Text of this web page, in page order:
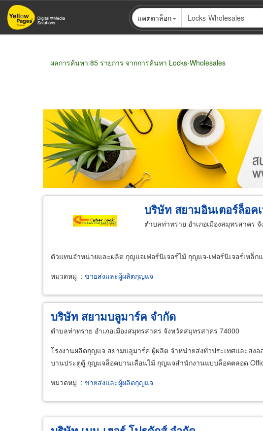
ข้าม
ไป
แคตตาล็อก
ผลการค้นหา 85 รายการ จากการค้นหา Locks-Wholesales
ขายส่ง ขายปลีก ผู้ผลิต ตัวแทนจัดจำหน่าย ผู้ส่
บริษัท สยามอินเตอร์ล็อค
ตำบลท่าทราย อำเภอเมืองสมุทรสาคร
ตัวแทนจำหน่ายและผลิต กุญแจเฟอร์นิเจอร์ไม้ กุญแจ-เฟอร์นิเจอร์เหล็
หมวดหมู่ : ขายส่งและผู้ผลิตกุญแจ
บริษัท สยามบลูมาร์ค จำกัด
ตำบลท่าทราย อำเภอเมืองสมุทรสาคร จังหวัดสมุทรสาคร 74000
โรงงานผลิตกุญแจ สยามบลูมาร์ค ผู้ผลิต จำหน่ายส่งทั่วประเทศและส่
บานประตูตู้ กุญแจล็อคบานเลื่อนไม้ กุญแจสำนักงานแบบล็อคตลอด
หมวดหมู่ : ขายส่งและผู้ผลิตกุญแจ
Pagination